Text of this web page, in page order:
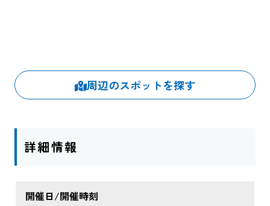
周辺のスポットを探す
詳細情報
開催日/開催時刻